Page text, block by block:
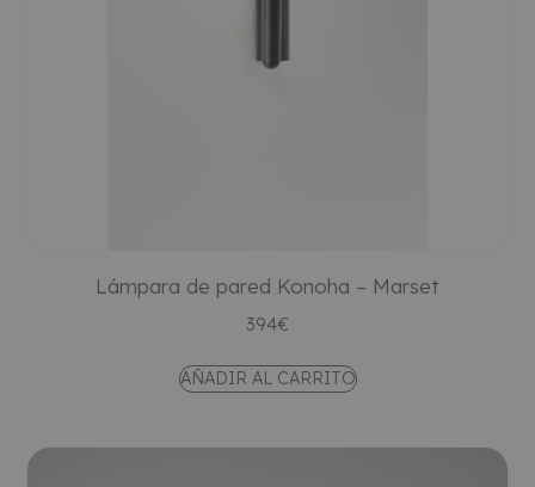
Lámpara de pared Konoha – Marset
394€
AÑADIR AL CARRITO